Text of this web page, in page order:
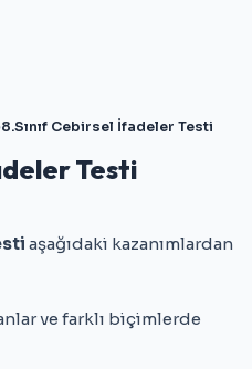
8.Sınıf Cebirsel İfadeler Testi
Testi
aşağıdaki kazanımlardan
ve farklı biçimlerde